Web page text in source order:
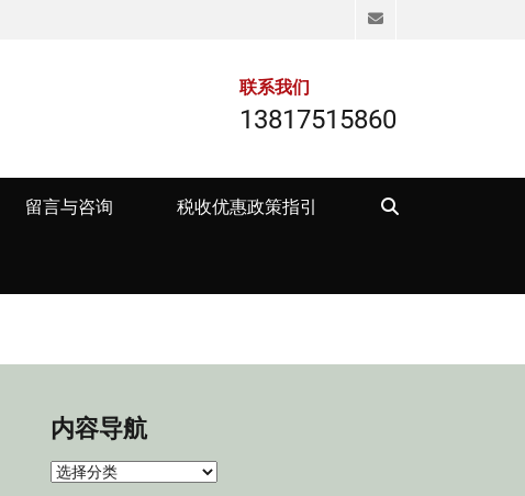
Email
联系我们
13817515860
留言与咨询 税收优惠政策指引
内容导航
内